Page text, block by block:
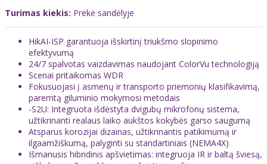
Turimas kiekis: Prekė sandėlyje
HikAI-ISP garantuoja išskirtinį triukšmo slopinimo
efektyvumą
24/7 spalvotas vaizdavimas naudojant ColorVu technologiją
Scenai pritaikomas WDR
Fokusuojasi į asmenų ir transporto priemonių klasifikavimą,
paremtą giluminio mokymosi metodais
-S2U: Integruota išdėstyta dvigubų mikrofonų sistema,
užtikrinanti realaus laiko aukštos kokybės garso saugumą
Atsparus korozijai dizainas, užtikrinantis patikimumą ir
ilgaamžiškumą, palyginti su standartiniais (NEMA4X)
Išmanusis hibridinis apšvietimas: integruoja IR ir baltą šviesą,